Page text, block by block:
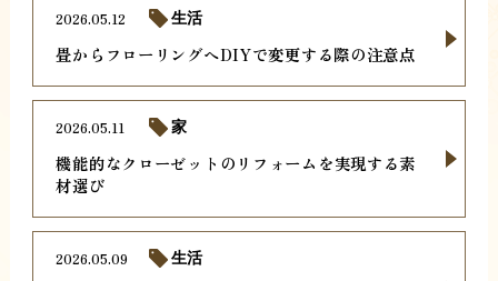
畳からフローリングへDIYで変更する際の注意点
2026.05.12 生活
機能的なクローゼットのリフォームを実現する素
材選び
2026.05.11 家
2026.05.09 生活